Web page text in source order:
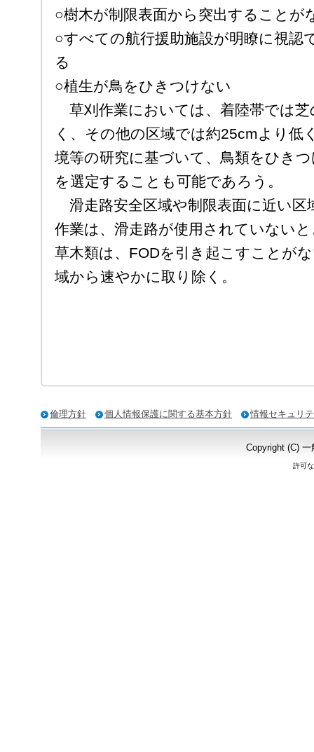
○樹木が制限表面から突出することが
○すべての航行援助施設が明瞭に視認
る
○植生が鳥をひきつけない
草刈作業においては、着陸帯では
く、その他の区域では約25cmより低
境等の研究に基づいて、鳥類をひき
を選定することも可能であろう。
滑走路安全区域や制限表面に近い区
作業は、滑走路が使用されていない
草木類は、FODを引き起こすことが
域から速やかに取り除く。
倫理方針 個人情報保護に関する基本方針 情報セキュリ
Copyright (C)
許可